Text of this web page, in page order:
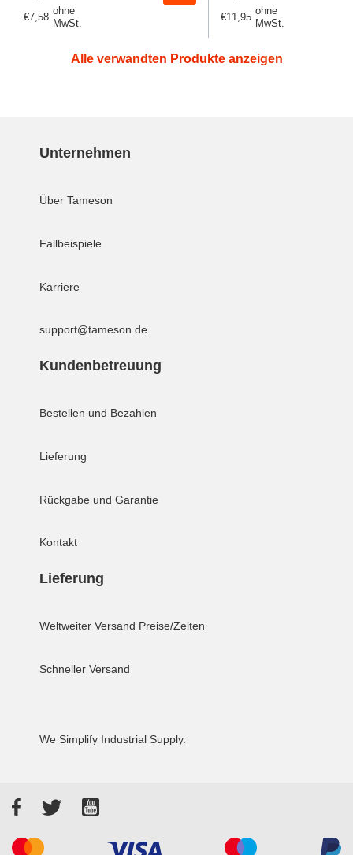
Regulärer
€7,58
ohne
MwSt.
Regulärer
€11,95
ohne
MwSt.
Alle verwandten Produkte anzeigen
Unternehmen
Über Tameson
Fallbeispiele
Karriere
support@tameson.de
Kundenbetreuung
Bestellen und Bezahlen
Lieferung
Rückgabe und Garantie
Kontakt
Lieferung
Weltweiter Versand Preise/Zeiten
Schneller Versand
We Simplify Industrial Supply.
FacebookTwitterYouTube